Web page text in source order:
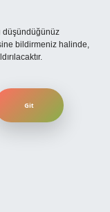
düşündüğünüz
bildirmeniz halinde,